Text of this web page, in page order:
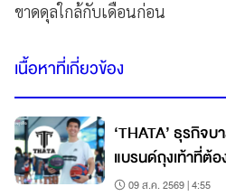
ขาดดุลใกล้กับเดือนก่อน
เนื้อหาที่เกี่ยวข้อง
‘THATA’ ธุรกิจ
แบรนด์ถุงเท้าที่ต้
ชลบุรี
09 ส.ค. 2569 | 4:55